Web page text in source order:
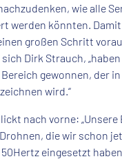
wie alle
werden könnten. Damit
großen Schritt
Dirk Strauch,
gewonnen, der
wird.“
nach vorne:
die wir schon
eingesetzt